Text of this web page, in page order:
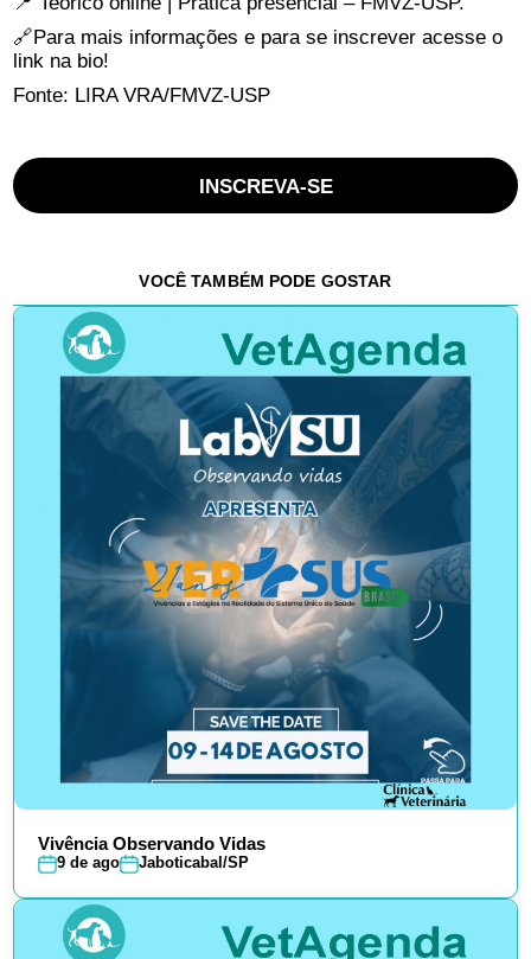
🔗Para mais informações e para se inscrever acesse o
link na bio!
Fonte: LIRA VRA/FMVZ-USP
INSCREVA-SE
VOCÊ TAMBÉM PODE GOSTAR
Vivência Observando Vidas
9 de ago Jaboticabal/SP